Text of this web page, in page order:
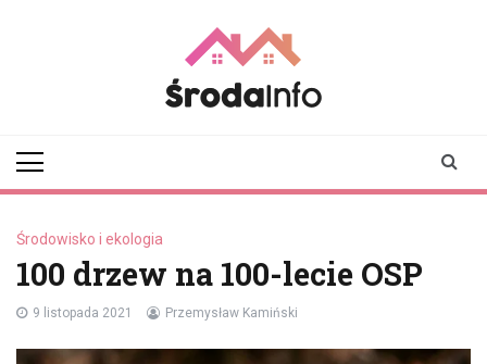
Środowisko i ekologia
100 drzew na 100-lecie OSP
9 listopada 2021 Przemysław Kamiński